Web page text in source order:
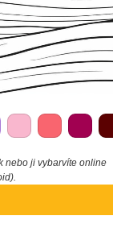
nebo ji vybarvíte online